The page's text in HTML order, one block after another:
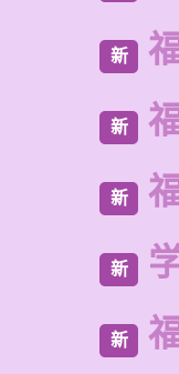
新
新
新
新
新